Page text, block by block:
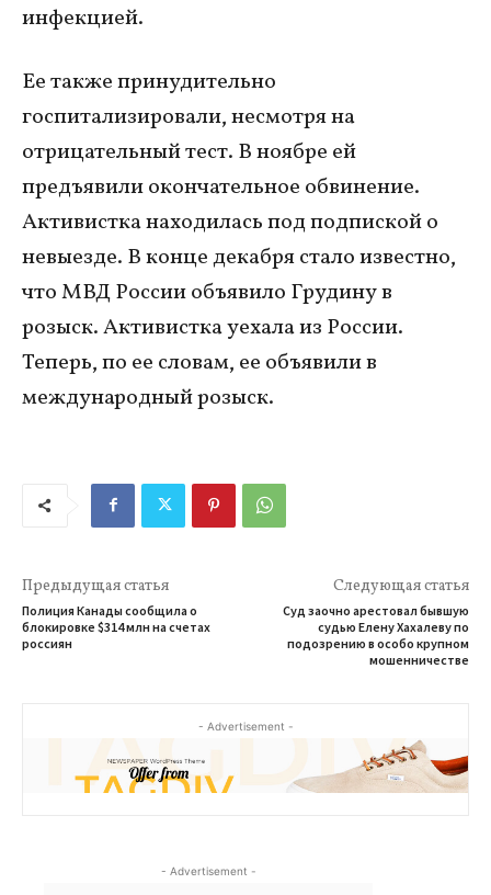
инфекцией.
Ее также принудительно
госпитализировали, несмотря на
отрицательный тест. В ноябре ей
предъявили окончательное обвинение.
Активистка находилась под подпиской о
невыезде. В конце декабря стало известно,
что МВД России объявило Грудину в
розыск. Активистка уехала из России.
Теперь, по ее словам, ее объявили в
международный розыск.
Предыдущая статья
Полиция Канады сообщила о
блокировке $314 млн на счетах
россиян
Следующая статья
Суд заочно арестовал бывшую
судью Елену Хахалеву по
подозрению в особо крупном
мошенничестве
- Advertisement -
- Advertisement -